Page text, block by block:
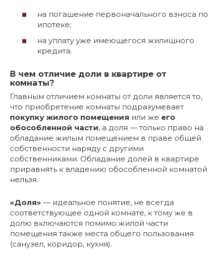
на погашение первоначального взноса по
ипотеке;
на уплату уже имеющегося жилищного
кредита.
В чем отличие доли в квартире от
комнаты?
Главным отличием комнаты от доли является то,
что приобретение комнаты подразумевает
покупку жилого помещения или же его
обособленной части, а доля — только право на
обладание жилым помещением в праве общей
собственности наряду с другими
собственниками. Обладание долей в квартире
приравнять к владению обособленной комнатой
нельзя.
«Доля» — идеальное понятие, не всегда
соответствующее одной комнате, к тому же в
долю включаются помимо жилой части
помещения также места общего пользования
(санузел, коридор, кухня).